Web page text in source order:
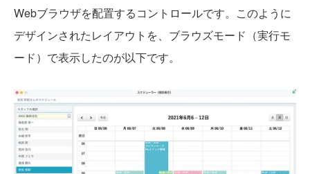
Webブラウザを配置するコントロールです。このように
デザインされたレイアウトを、ブラウズモード（実行モ
ード）で表示したのが以下です。